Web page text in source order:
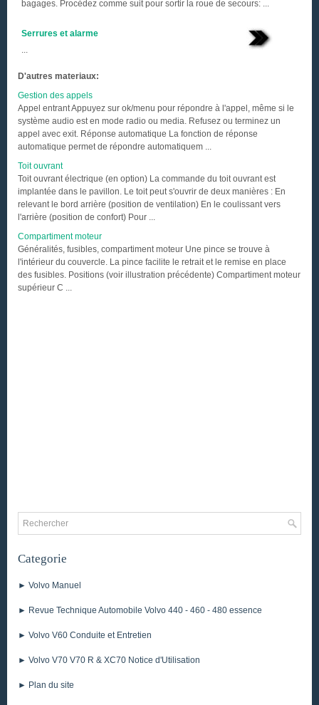
bagages. Procédez comme suit pour sortir la roue de secours: ...
Serrures et alarme
...
D'autres materiaux:
Gestion des appels
Appel entrant Appuyez sur ok/menu pour répondre à l'appel, même si le
système audio est en mode radio ou media. Refusez ou terminez un
appel avec exit. Réponse automatique La fonction de réponse
automatique permet de répondre automatiquem ...
Toit ouvrant
Toit ouvrant électrique (en option) La commande du toit ouvrant est
implantée dans le pavillon. Le toit peut s'ouvrir de deux manières : En
relevant le bord arrière (position de ventilation) En le coulissant vers
l'arrière (position de confort) Pour ...
Compartiment moteur
Généralités, fusibles, compartiment moteur Une pince se trouve à
l'intérieur du couvercle. La pince facilite le retrait et le remise en place
des fusibles. Positions (voir illustration précédente) Compartiment moteur
supérieur C ...
Categorie
► Volvo Manuel
► Revue Technique Automobile Volvo 440 - 460 - 480 essence
► Volvo V60 Conduite et Entretien
► Volvo V70 V70 R & XC70 Notice d'Utilisation
► Plan du site